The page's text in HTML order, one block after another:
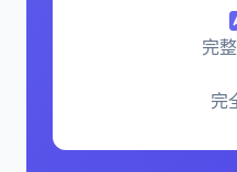
完
完